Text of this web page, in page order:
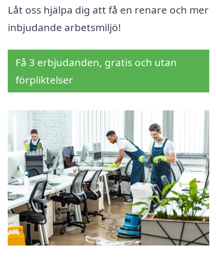
Låt oss hjälpa dig att få en renare och mer
inbjudande arbetsmiljö!
Få 3 erbjudanden, gratis och utan
förpliktelser